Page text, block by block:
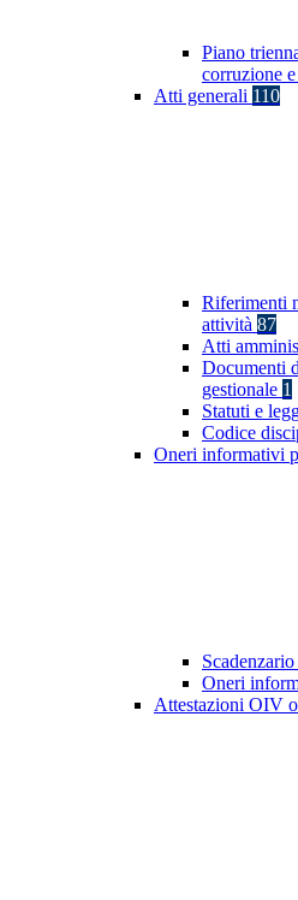
Piano
corruzione
Atti generali 110
Riferimenti
attività 87
Atti
Documenti
gestionale 1
Statuti e
Codice
Oneri informativi
Oneri
Attestazioni OIV